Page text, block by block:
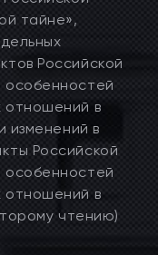
тайне»,
Российской
особенностей
отношений в
изменений в
Российской
особенностей
отношений в
чтению)